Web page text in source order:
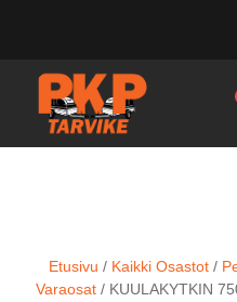
Etusivu / Kaikki Osastot /
Varaosat / KUULAKYTKIN